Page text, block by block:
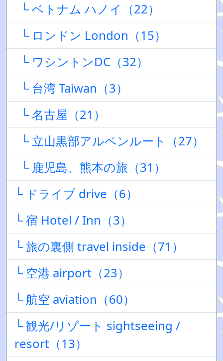
└ ベトナム ハノイ（22）
└ ロンドン London（15）
└ ワシントンDC（32）
└ 台湾 Taiwan（3）
└ 名古屋（21）
└ 立山黒部アルペンルート（27）
└ 鹿児島、熊本の旅（31）
└ ドライブ drive（6）
└ 宿 Hotel / Inn（3）
└ 旅の裏側 travel inside（71）
└ 空港 airport（23）
└ 航空 aviation（60）
└ 観光/リゾート sightseeing /
resort（13）